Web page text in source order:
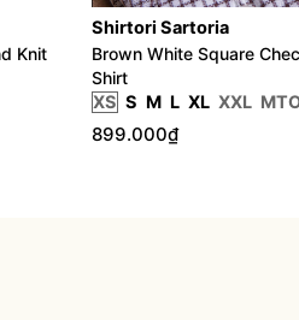
Knit
Shirtori Sartoria
Brown White Square
Shirt
XS S M L XL XXL
899.000₫